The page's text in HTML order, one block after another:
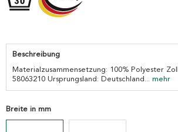
Beschreibung
Materialzusammensetzung: 100% Polyester
58063210 Ursprungsland: Deutschland... mehr
Breite in mm